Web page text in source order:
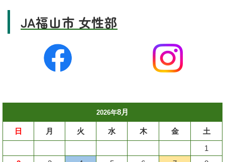
JA福山市 女性部
2026年8月
日 月 火 水 木 金
土
1